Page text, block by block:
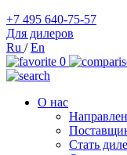
+7 495 640-75-57
Для дилеров
Ru /En
0
О нас
Стать